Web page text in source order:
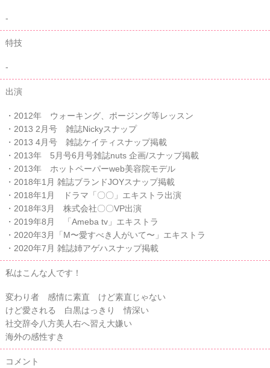
-
特技
-
出演
・2012年 ウォーキング、ポージング等レッスン
・2013 2月号 雑誌Nickyスナップ
・2013 4月号 雑誌ケイティスナップ掲載
・2013年 5月号6月号雑誌nuts 企画/スナップ掲載
・2013年 ホットペーパーweb美容院モデル
・2018年1月 雑誌ブランドJOYスナップ掲載
・2018年1月 ドラマ「〇〇」エキストラ出演
・2018年3月 株式会社〇〇VP出演
・2019年8月 「Ameba tv」エキストラ
・2020年3月「M〜愛すべき人がいて〜」エキストラ
・2020年7月 雑誌姉アゲハスナップ掲載
私はこんな人です！
変わり者 感情に素直 けど素直じゃない
けど愛される 白黒はっきり 情深い
社交辞令八方美人右へ習え大嫌い
海外の感性すき
コメント